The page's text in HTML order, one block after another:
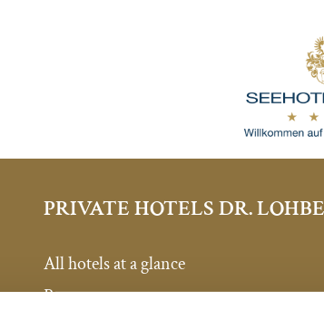
PRIVATE HOTELS DR.
All hotels at a glance
Press comments